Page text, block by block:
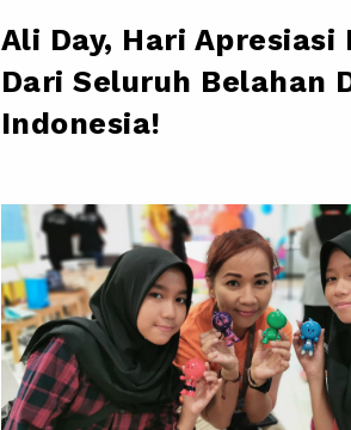
Ali Day, Hari Apresiasi
Dari Seluruh Belahan
Indonesia!